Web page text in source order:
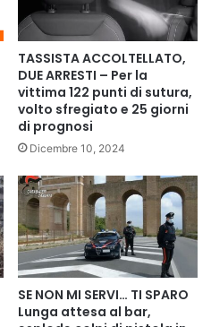
TASSISTA ACCOLTELLATO,
DUE ARRESTI – Per la
vittima 122 punti di sutura,
volto sfregiato e 25 giorni
di prognosi
Dicembre 10, 2024
SE NON MI SERVI… TI SPARO
Lunga attesa al bar,